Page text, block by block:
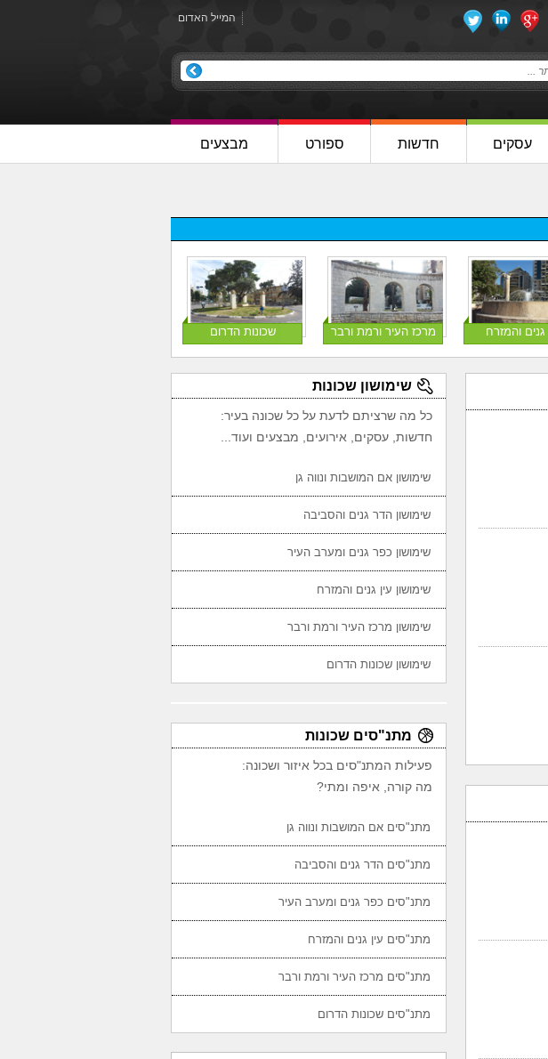
המייל האדום
עסקים חדשות ספורט מבצעים
גנים והמזרח מרכז העיר ורמת ורבר שכונות הדרום
שימושון שכונות
כל מה שרציתם לדעת על כל שכונה בעיר:
חדשות, עסקים, אירועים, מבצעים ועוד...
שימושון אם המושבות ונווה גן
שימושון הדר גנים והסביבה
שימושון כפר גנים ומערב העיר
שימושון עין גנים והמזרח
שימושון מרכז העיר ורמת ורבר
שימושון שכונות הדרום
מתנ"סים שכונות
פעילות המתנ"סים בכל איזור ושכונה:
מה קורה, איפה ומתי?
מתנ"סים אם המושבות ונווה גן
מתנ"סים הדר גנים והסביבה
מתנ"סים כפר גנים ומערב העיר
מתנ"סים עין גנים והמזרח
מתנ"סים מרכז העיר ורמת ורבר
מתנ"סים שכונות הדרום